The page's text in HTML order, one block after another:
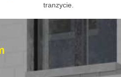
tranzycie.